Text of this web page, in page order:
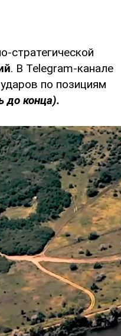
стратегической
. В Telegram-канале
по позициям
до конца).